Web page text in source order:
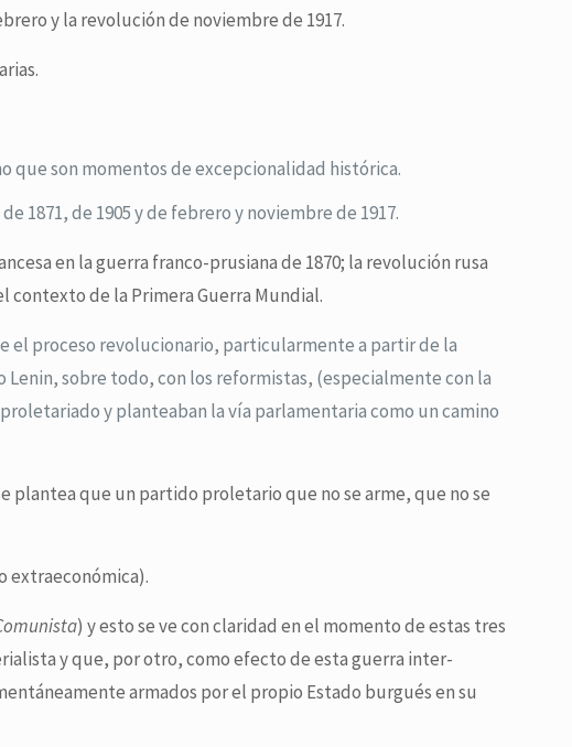
y la revolución de noviembre de 1917.
que son momentos de excepcionalidad histórica.
1871, de 1905 y de febrero y noviembre de 1917.
en la guerra franco-prusiana de 1870; la revolución rusa
contexto de la Primera Guerra Mundial.
el proceso revolucionario, particularmente a partir de la
sobre todo, con los reformistas, (especialmente con la
y planteaban la vía parlamentaria como un camino
plantea que un partido proletario que no se arme, que no se
extraeconómica).
) y esto se ve con claridad en el momento de estas tres
y que, por otro, como efecto de esta guerra inter-
armados por el propio Estado burgués en su